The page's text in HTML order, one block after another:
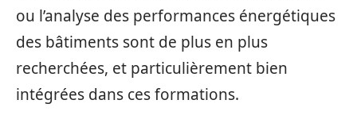
ou l’analyse des performances énergétiques
des bâtiments sont de plus en plus
recherchées, et particulièrement bien
intégrées dans ces formations.